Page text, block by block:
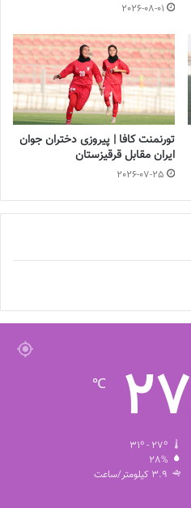
2026-08-01
تورنمنت کافا | پیروزی دختران جوان
ایران مقابل قرقیزستان
2026-07-25
27
℃
28%
3.9 کیلومتر/ساعت